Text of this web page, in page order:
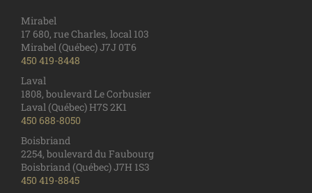
Mirabel
17 680, rue Charles, local 103
Mirabel (Québec) J7J 0T6
450 419-8448
Laval
1808, boulevard Le Corbusier
Laval (Québec) H7S 2K1
450 688-8050
Boisbriand
2254, boulevard du Faubourg
Boisbriand (Québec) J7H 1S3
450 419-8845